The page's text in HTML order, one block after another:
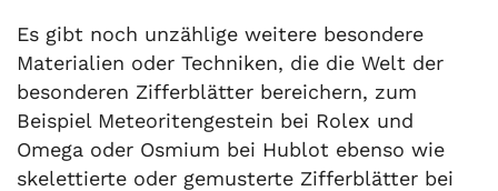
Es gibt noch unzählige weitere besondere
Materialien oder Techniken, die die Welt der
besonderen Zifferblätter bereichern, zum
Beispiel Meteoritengestein bei Rolex und
Omega oder Osmium bei Hublot ebenso wie
skelettierte oder gemusterte Zifferblätter bei